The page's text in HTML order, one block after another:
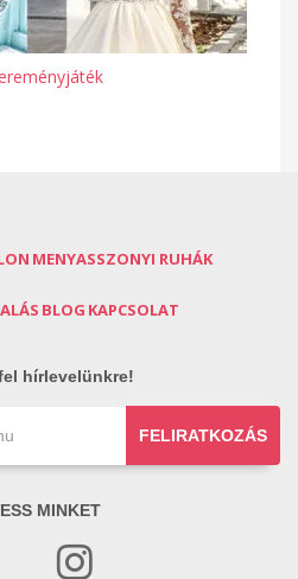
MENYASSZONYI RUHÁK
BLOG KAPCSOLAT
hírlevelünkre!
FELIRATKOZÁS
MINKET